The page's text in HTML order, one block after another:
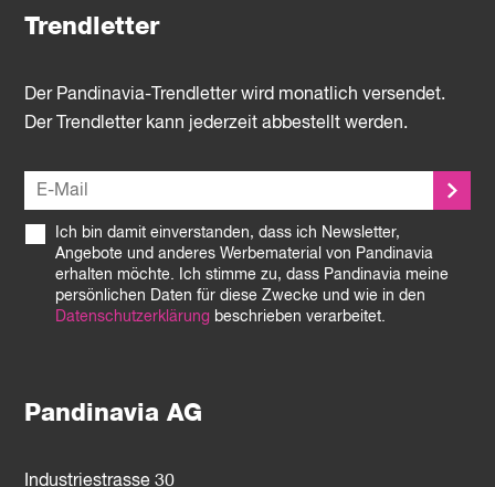
Pandinavia AG
Industriestrasse 30
Trendletter
Der Pandinavia-Trendletter wird monatlich versendet.
Der Trendletter kann jederzeit abbestellt werden.
Ich bin damit einverstanden, dass ich Newsletter,
Angebote und anderes Werbematerial von Pandinavia
erhalten möchte. Ich stimme zu, dass Pandinavia meine
persönlichen Daten für diese Zwecke und wie in den
Datenschutzerklärung beschrieben verarbeitet.